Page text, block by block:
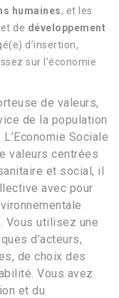
humaines, et les
et de développement
d’insertion,
sur l’économie
de valeurs,
de la population
Sociale
valeurs centrées
et social, il
avec pour
Vous utilisez une
d’acteurs,
de choix des
Vous avez
et du